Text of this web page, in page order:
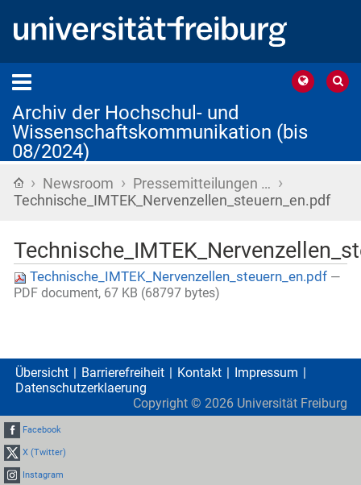
Archiv der Hochschul- und
Wissenschaftskommunikation (bis
08/2024)
Startseite
› Newsroom › Pressemitteilungen … ›
Technische_IMTEK_Nervenzellen_steuern_en.pdf
Technische_IMTEK_Nervenzellen_steuern_en.pdf —
PDF document, 67 KB (68797 bytes)
Übersicht Barrierefreiheit Kontakt
Impressum
Datenschutzerklaerung
Copyright © 2026 Universität Freiburg
Facebook
X (Twitter)
Instagram